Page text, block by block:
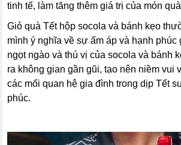
tinh tế, làm tăng thêm giá trị của món
Giỏ quà Tết hộp socola và bánh kẹo
mình ý nghĩa về sự ấm áp và hạnh
ngọt ngào và thú vị của socola và bánh
ra không gian gần gũi, tạo nên niềm vui
các mối quan hệ gia đình trong dịp Tết
phúc.